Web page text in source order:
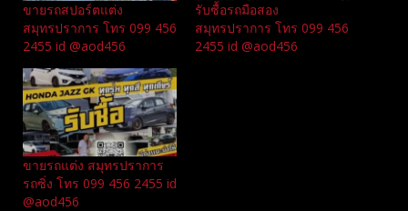
ขายรถสปอร์ตแต่ง
สมุทรปราการ โทร 099 456
2455 id @aod456
รับซื้อรถมือสอง
สมุทรปราการ โทร 099 456
2455 id @aod456
ขายรถแต่ง สมุทรปราการ
รถซิ่ง โทร 099 456 2455 id
@aod456